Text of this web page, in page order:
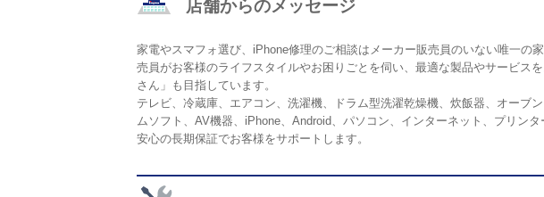
店舗からのメッセージ
家電やスマフォ選び、iPhone修理のご相談はメーカー販売員のいない唯一の
売員がお客様のライフスタイルやお困りごとを伺い、最適な製品やサービス
さん」も目指しています。
テレビ、冷蔵庫、エアコン、洗濯機、ドラム型洗濯乾燥機、炊飯器、オーブ
ムソフト、AV機器、iPhone、Android、パソコン、インターネット、プリン
安心の長期保証でお客様をサポートします。